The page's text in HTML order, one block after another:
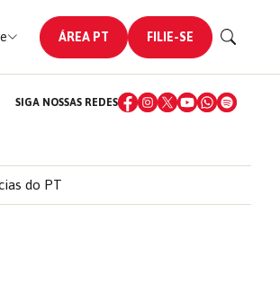
ÁREA PT FILIE-SE
SIGA NOSSAS REDES
do PT